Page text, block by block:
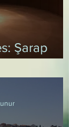
Şarap